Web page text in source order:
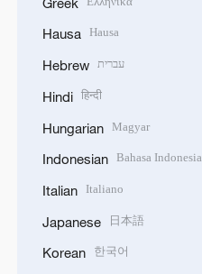
Hausa Hausa
Hebrew עברית
Hindi हिन्दी
Hungarian Magyar
Indonesian Bahasa Indonesia
Italian Italiano
Japanese 日本語
Korean 한국어